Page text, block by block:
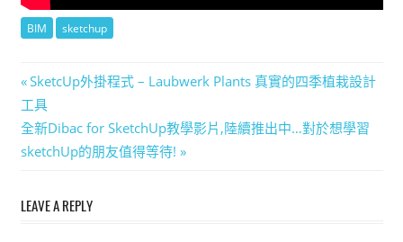
BIM sketchup
文
章
導
Previous
Post:
SketcUp外掛程式 – Laubwerk Plants 真實的四季植栽設計
工具
Next
Post:
全新Dibac for SketchUp教學影片,陸續推出中…對於想學習
sketchUp的朋友值得等待!
LEAVE A REPLY